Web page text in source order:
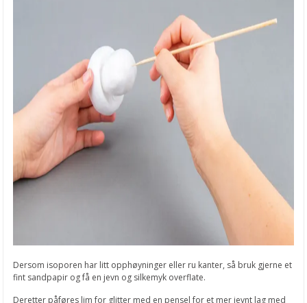
Dersom isoporen har litt opphøyninger eller ru kanter, så bruk gjerne et
fint sandpapir og få en jevn og silkemyk overflate.
Deretter påføres lim for glitter med en pensel for et mer jevnt lag med